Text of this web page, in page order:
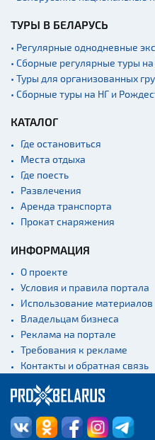
ТУРЫ В БЕЛАРУСЬ
• Регулярные однодневные
• Сборные регулярные туры
• Туры для организованных
• Сборные туры на НГ и
КАТАЛОГ
Где остановиться
Места отдыха
Где поесть
Развлечения
Аренда транспорта
Прокат снаряжения
ИНФОРМАЦИЯ
О проекте
Условия и правила портала
Использование материалов
Владельцам бизнеса
Реклама на портале
Требования к рекламе
Контакты и обратная связь